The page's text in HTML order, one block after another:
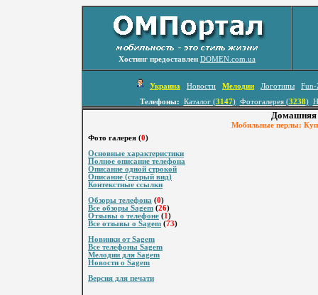
Хостинг предоставлен DOMEN.com.ua
Украина Новости Мелодии Логотипы
Fun-
Телефоны:
Каталог (3147) Фотогалерея (3238)
Домашняя
Мобильные перлы:
Фото галерея (0)
Основные характеристики
Полное описание телефона
Описание одной строкой
Описание (старый вид)
Контекстные ссылки
Обзоры телефона (0)
Все обзоры Sagem (26)
Отзывы о телефоне (1 )
Все отзывы о Sagem (73)
Новинки от Sagem
Все телефоны Sagem
Мелодии для Sagem
Новости о Sagem
Версия для печати